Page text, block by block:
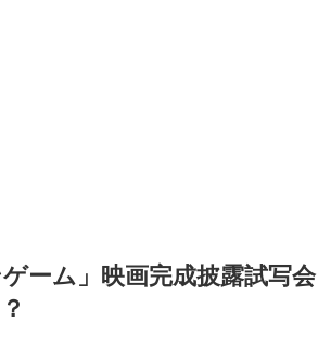
ゲーム」映画完成披露試写会